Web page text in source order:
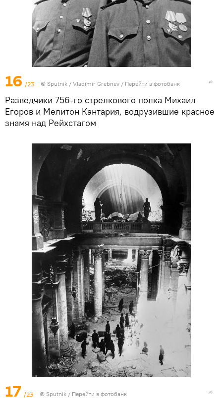
16 /23 © Sputnik / Vladimir Grebnev / Перейти в фотобанк
Разведчики 756-го стрелкового полка Михаил
Егоров и Мелитон Кантария, водрузившие красное
знамя над Рейхстагом
17 /23 © Sputnik / Перейти в фотобанк